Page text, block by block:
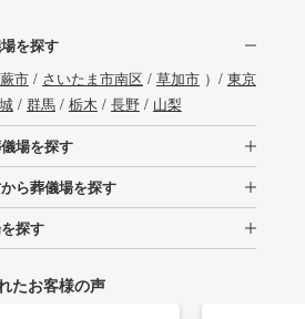
を探す
蕨市/ さいたま市南区 / 草加市）/ 東京
/ 群馬/ 栃木 / 長野/ 山梨
場を探す
ら葬儀場を探す
探す
たお客様の声